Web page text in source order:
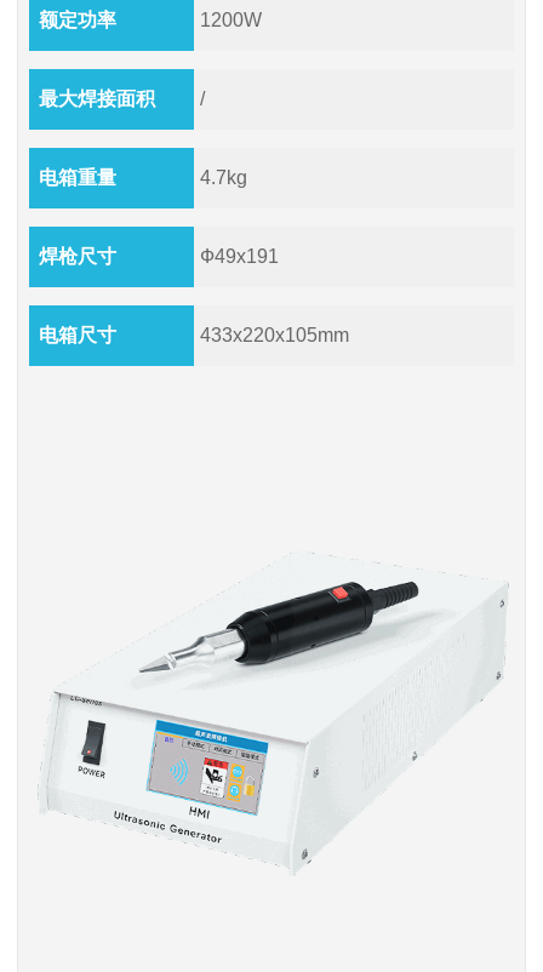
额定功率 1200W
最大焊接面积 /
电箱重量 4.7kg
焊枪尺寸 Ф49x191
电箱尺寸 433x220x105mm